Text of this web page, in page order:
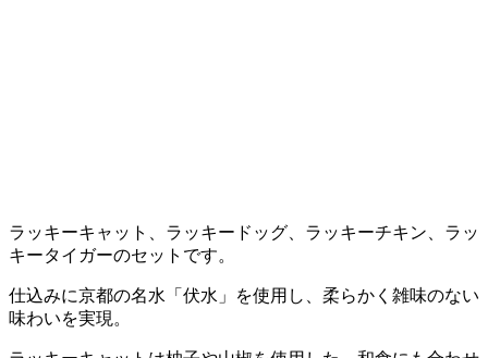
ラッキーキャット、ラッキードッグ、ラッキーチキン、ラッ
キータイガーのセットです。
仕込みに京都の名水「伏水」を使用し、柔らかく雑味のない
味わいを実現。